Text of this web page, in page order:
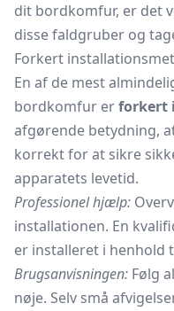
dit bordkomfur, er det
disse faldgruber og
Forkert
En af de mest
bordkomfur erforkert
afgørende betydning,
korrekt for at sikre
apparatets levetid.
Professionel hjælp:
installationen. En
er installeret i henhold
Brugsanvisningen: Følg
nøje. Selv små